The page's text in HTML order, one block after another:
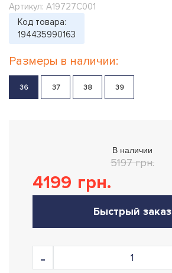
Артикул: A19727C001
Код товара:
194435990163
Размеры в наличии:
36 37 38 39
В наличии
5197 грн.
4199 грн.
Быстрый заказ